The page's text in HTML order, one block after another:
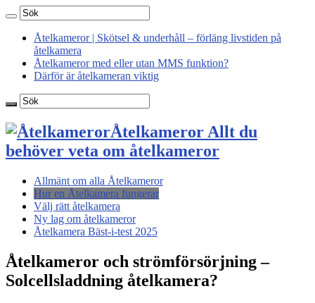
Åtelkameror | Skötsel & underhåll – förläng livstiden på
åtelkamera
Åtelkameror med eller utan MMS funktion?
Därför är åtelkameran viktig
Åtelkameror Allt du
behöver veta om åtelkameror
Allmänt om alla Åtelkameror
Hur en Åtelkamera fungerar
Välj rätt åtelkamera
Ny lag om åtelkameror
Åtelkamera Bäst-i-test 2025
Åtelkameror och strömförsörjning –
Solcellsladdning åtelkamera?